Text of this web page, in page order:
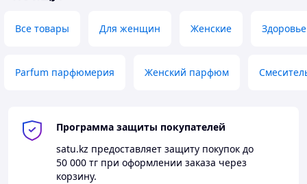
Все товары Для женщин Женские Здоровье
Parfum парфюмерия Женский парфюм
Программа защиты покупателей
satu.kz предоставляет защиту покупок до
50 000 тг при оформлении заказа через
корзину.